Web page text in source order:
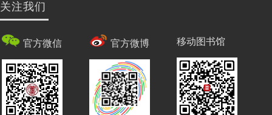
关注我们
官方微信 官方微博 移动图书馆